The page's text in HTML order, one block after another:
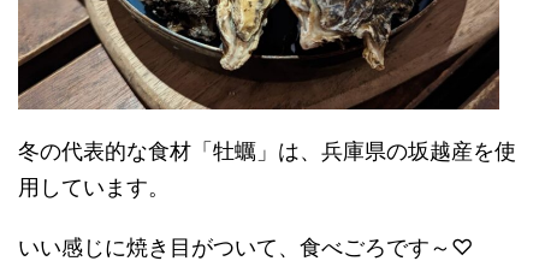
冬の代表的な食材「牡蠣」は、兵庫県の坂越産を使
用しています。
いい感じに焼き目がついて、食べごろです～♡